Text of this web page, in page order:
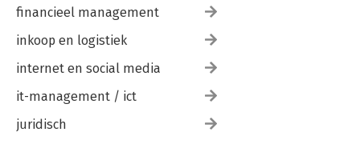
financieel management
inkoop en logistiek
internet en social media
it-management / ict
juridisch